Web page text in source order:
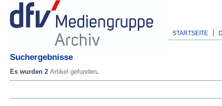
STARTSEITE
Suchergebnisse
Es wurden 2 Artikel gefunden.